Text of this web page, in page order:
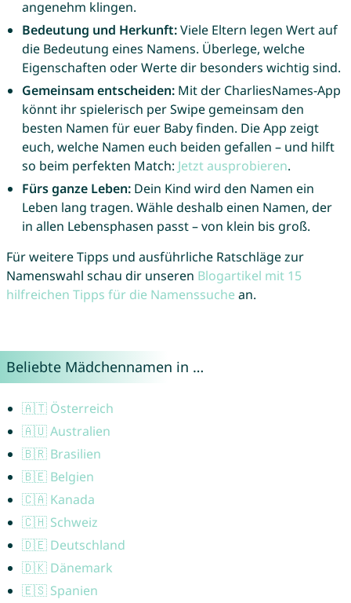
angenehm klingen.
Bedeutung und Herkunft:Viele Eltern legen Wert auf
die Bedeutung eines Namens. Überlege, welche
Eigenschaften oder Werte dir besonders wichtig sind.
Gemeinsam entscheiden:Mit der CharliesNames-App
könnt ihr spielerisch per Swipe gemeinsam den
besten Namen für euer Baby finden. Die App zeigt
euch, welche Namen euch beiden gefallen – und hilft
so beim perfekten Match: Jetzt ausprobieren.
Fürs ganze Leben:Dein Kind wird den Namen ein
Leben lang tragen. Wähle deshalb einen Namen, der
in allen Lebensphasen passt – von klein bis groß.
Für weitere Tipps und ausführliche Ratschläge zur
Namenswahl schau dir unseren Blogartikel mit 15
hilfreichen Tipps für die Namenssuche an.
Beliebte Mädchennamen in …
🇦🇹 Österreich
🇦🇺 Australien
🇧🇷 Brasilien
🇧🇪 Belgien
🇨🇦 Kanada
🇨🇭 Schweiz
🇩🇪 Deutschland
🇩🇰 Dänemark
🇪🇸 Spanien